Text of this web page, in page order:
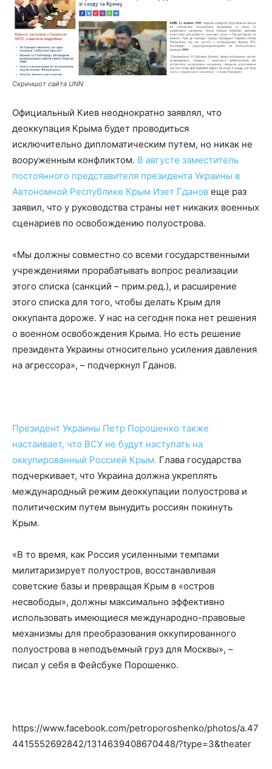
Скриншот сайта UNN
Официальный Киев неоднократно заявлял, что
деоккупация Крыма будет проводиться
исключительно дипломатическим путем, но никак не
вооруженным конфликтом. В августе заместитель
постоянного представителя президента Украины в
Автономной Республике Крым Изет Гданов еще раз
заявил, что у руководства страны нет никаких военных
сценариев по освобождению полуострова.
«Мы должны совместно со всеми государственными
учреждениями прорабатывать вопрос реализации
этого списка (санкций – прим.ред.), и расширение
этого списка для того, чтобы делать Крым для
оккупанта дороже. У нас на сегодня пока нет решения
о военном освобождения Крыма. Но есть решение
президента Украины относительно усиления давления
на агрессора», – подчеркнул Гданов.
Президент Украины Петр Порошенко также
настаивает, что ВСУ не будут наступать на
оккупированный Россией Крым. Глава государства
подчеркивает, что Украина должна укреплять
международный режим деоккупации полуострова и
политическим путем вынудить россиян покинуть
Крым.
«В то время, как Россия усиленными темпами
милитаризирует полуостров, восстанавливая
советские базы и превращая Крым в «остров
несвободы», должны максимально эффективно
использовать имеющиеся международно-правовые
механизмы для преобразования оккупированного
полуострова в неподъемный груз для Москвы», –
писал у себя в Фейсбуке Порошенко.
https://www.facebook.com/petroporoshenko/photos/a.47
4415552692842/1314639408670448/?type=3&theater